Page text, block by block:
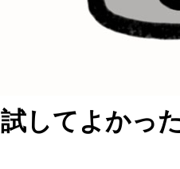
試してよかっ